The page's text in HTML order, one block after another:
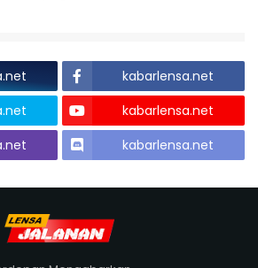
kabarlensa.net
kabarlensa.net
kabarlensa.net